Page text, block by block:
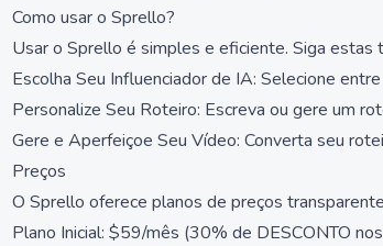
Como usar o Sprello?
Usar o Sprello é simples e eficiente. Siga estas
Escolha Seu Influenciador de IA: Selecione
Personalize Seu Roteiro: Escreva ou gere um
Gere e Aperfeiçoe Seu Vídeo: Converta seu
Preços
O Sprello oferece planos de preços
Plano Inicial: $59/mês (30% de DESCONTO